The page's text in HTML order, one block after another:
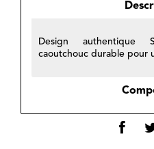
Design authentique
caoutchouc durable pour